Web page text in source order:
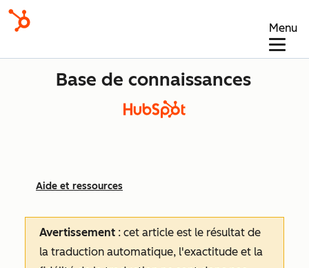
Menu
Base de connaissances
Aide et ressources
Avertissement : cet article est le résultat de
la traduction automatique, l'exactitude et la